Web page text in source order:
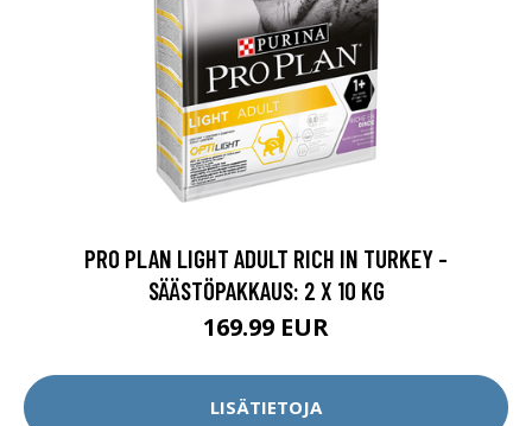
PRO PLAN LIGHT ADULT RICH IN TURKEY -
SÄÄSTÖPAKKAUS: 2 X 10 KG
169.99 EUR
LISÄTIETOJA